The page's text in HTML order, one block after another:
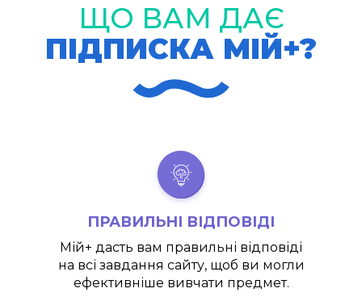
ЩО ВАМ ДАЄ
ПІДПИСКА МІЙ+?
ПРАВИЛЬНІ ВІДПОВІДІ
Мій+ дасть вам правильні відповіді
на всі завдання сайту, щоб ви могли
ефективніше вивчати предмет.